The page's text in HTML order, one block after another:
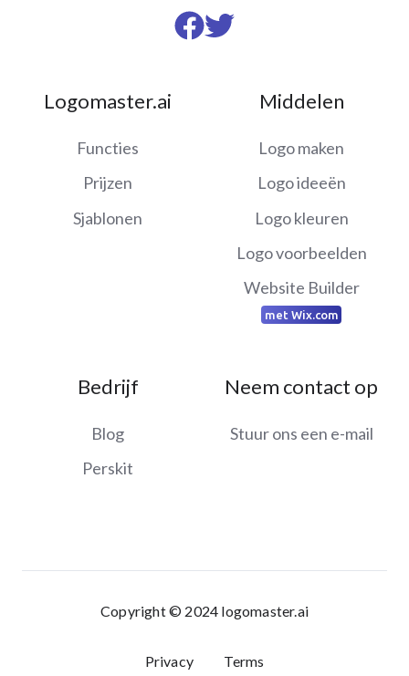
VisitVisit
Twitter
Logomaster.ai
Functies
Prijzen
Sjablonen
Middelen
Logo maken
Logo ideeën
Logo kleuren
Logo voorbeelden
Website Builder
met Wix.com
Bedrijf
Blog
Perskit
Neem contact op
Stuur ons een e-mail
Copyright © 2024 logomaster.ai
Privacy Terms